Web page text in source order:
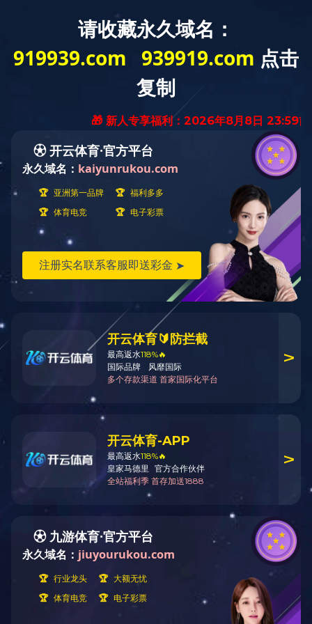
大咖说技术
专家队伍
周俊，有色冶金专家，博士，教授级
高级工程师，省学术和技术带头人，国务
院特殊津贴专家，现任中国瑞林技术总
曾在大型企业担任冶炼厂技术总监、
副总经理、总经理，上市公司副总经理、
集团总工程师，具有丰富的生产技术与运
营、大型项目技术决策、集团公司技术创
新与研发管理经验，拥有新建和改扩建项
目的技术决策和管理能力，先后主持“闪
速熔炼+PS转炉吹炼”工艺的扩产改造、